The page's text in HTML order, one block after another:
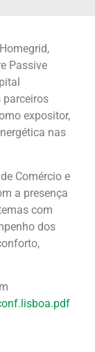
Passive
parceiros
expositor,
nas
Comércio e
a presença
com
dos